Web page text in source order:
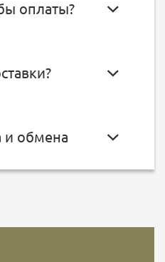
оплаты?
и обмена